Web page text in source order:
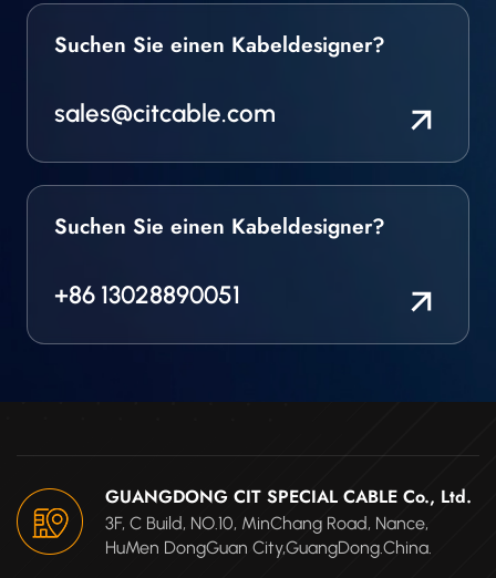
Suchen Sie einen Kabeldesigner?
sales@citcable.com
Suchen Sie einen Kabeldesigner?
+86 13028890051
GUANGDONG CIT SPECIAL CABLE Co., Ltd.
3F, C Build, NO.10, MinChang Road, Nance,
HuMen DongGuan City,GuangDong.China.